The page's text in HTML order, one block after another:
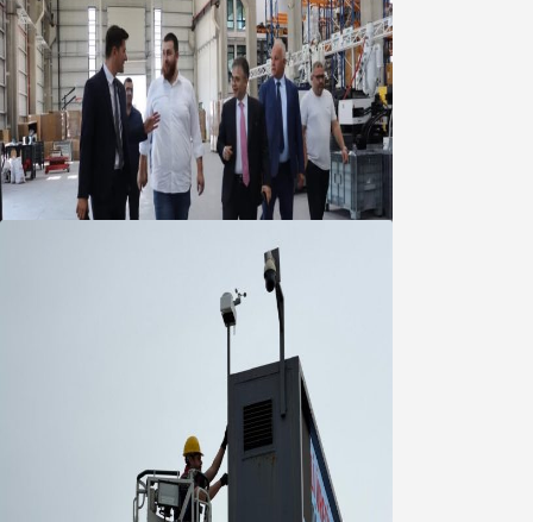
Marmara OSB Müteşebbis Heyeti
Toplantısı gerçekleştirildi
05 Ağustos 2026
Büyükşehir Çevresel İzleme Ağını
Bandırma ile Güçlendirdi